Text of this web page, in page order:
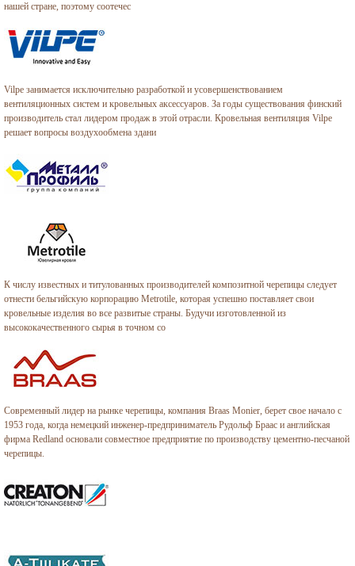
нашей стране, поэтому соотечес
Vilpe занимается исключительно разработкой и усовершенствованием
вентиляционных систем и кровельных аксессуаров. За годы существования финский
производитель стал лидером продаж в этой отрасли. Кровельная вентиляция Vilpe
решает вопросы воздухообмена здани
К числу известных и титулованных производителей композитной черепицы следует
отнести бельгийскую корпорацию Metrotile, которая успешно поставляет свои
кровельные изделия во все развитые страны. Будучи изготовленной из
высококачественного сырья в точном со
Современный лидер на рынке черепицы, компания Braas Monier, берет свое начало с
1953 года, когда немецкий инженер-предприниматель Рудольф Браас и английская
фирма Redland основали совместное предприятие по производству цементно-песчаной
черепицы.